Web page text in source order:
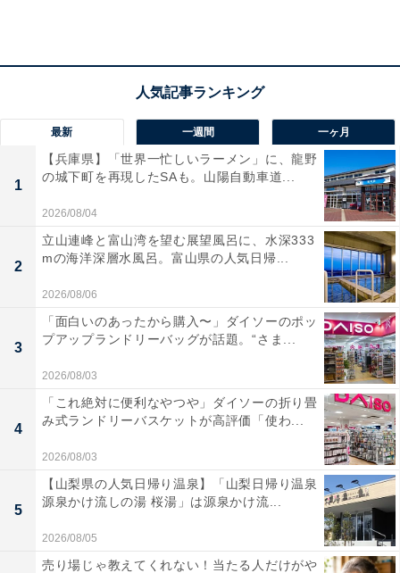
店内提供のラインナップ
テイクアウトの場合もかわいいデザインで
最新 一週間 一ヶ月
1
【兵庫県】「世界一忙しいラーメン」に、龍野
の城下町を再現したSAも。山陽自動車道...
2026/08/04
2
立山連峰と富山湾を望む展望風呂に、水深333
mの海洋深層水風呂。富山県の人気日帰...
2026/08/06
3
「面白いのあったから購入〜」ダイソーのポッ
プアップランドリーバッグが話題。“さま...
2026/08/03
4
「これ絶対に便利なやつや」ダイソーの折り畳
み式ランドリーバスケットが高評価「使わ...
2026/08/03
5
【山梨県の人気日帰り温泉】「山梨日帰り温泉
源泉かけ流しの湯 桜湯」は源泉かけ流...
2026/08/05
売り場じゃ教えてくれない！当たる人だけがや